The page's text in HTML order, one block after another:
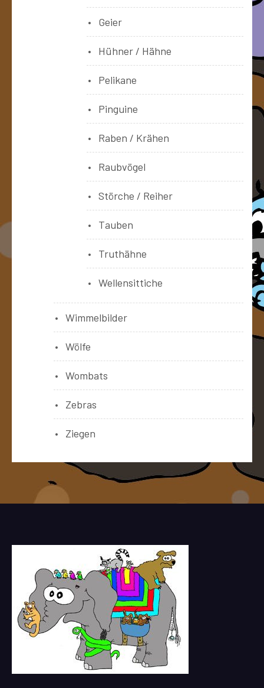
Geier
Hühner / Hähne
Pelikane
Pinguine
Raben / Krähen
Raubvögel
Störche / Reiher
Tauben
Truthähne
Wellensittiche
Wimmelbilder
Wölfe
Wombats
Zebras
Ziegen